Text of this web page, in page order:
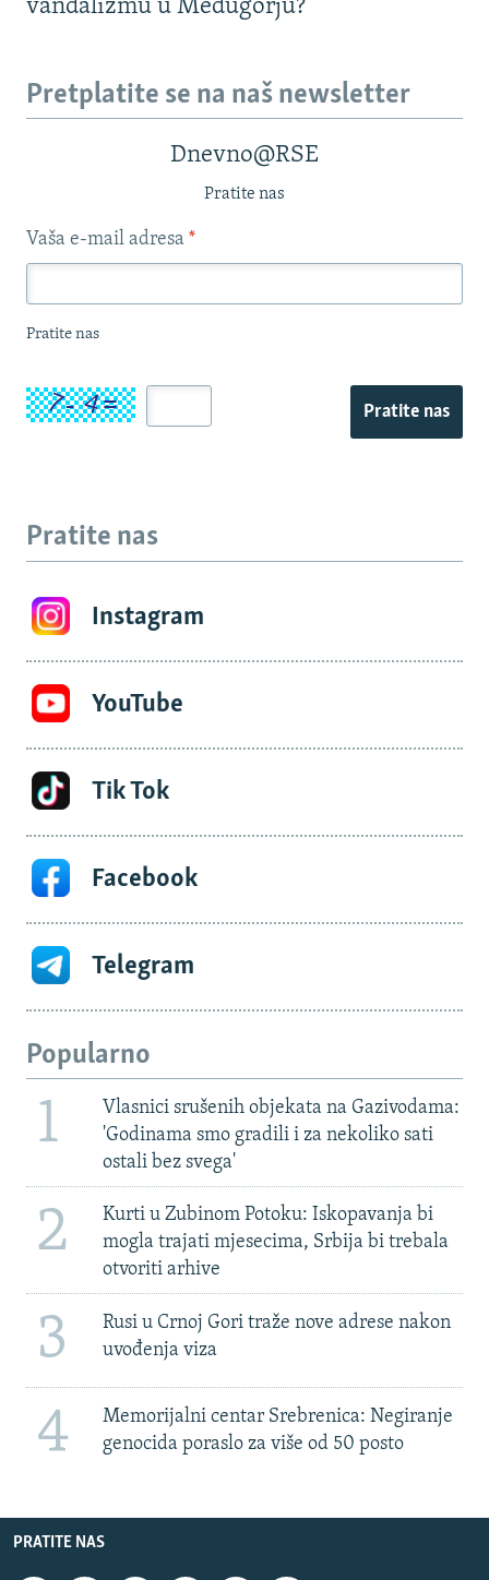
vandalizmu u Međugorju?
Pretplatite se na naš newsletter
Dnevno@RSE
Pratite nas
Vaša e-mail adresa *
Pratite nas
Pratite nas
Pratite nas
Instagram
YouTube
Tik Tok
Facebook
Telegram
Popularno
1
Vlasnici srušenih objekata na Gazivodama:
'Godinama smo gradili i za nekoliko sati
ostali bez svega'
2
Kurti u Zubinom Potoku: Iskopavanja bi
mogla trajati mjesecima, Srbija bi trebala
otvoriti arhive
3
Rusi u Crnoj Gori traže nove adrese nakon
uvođenja viza
4
Memorijalni centar Srebrenica: Negiranje
genocida poraslo za više od 50 posto
PRATITE NAS